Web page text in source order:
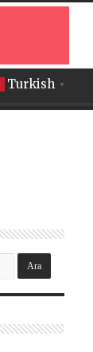
Turkish ▼